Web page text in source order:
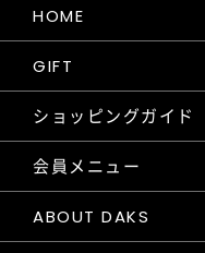
HOME
GIFT
ショッピングガイド
会員メニュー
ABOUT DAKS